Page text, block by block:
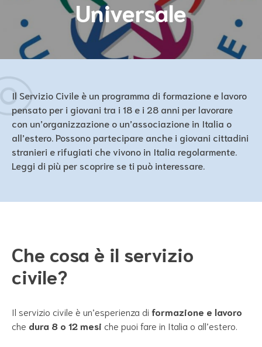
Universale
Il Servizio Civile è un programma di formazione e lavoro
pensato per i giovani tra i 18 e i 28 anni per lavorare
con un’organizzazione o un’associazione in Italia o
all’estero. Possono partecipare anche i giovani cittadini
stranieri e rifugiati che vivono in Italia regolarmente.
Leggi di più per scoprire se ti può interessare.
Che cosa è il servizio
civile?
Il servizio civile è un’esperienza di formazione e lavoro
che dura 8 o 12 mesi che puoi fare in Italia o all’estero.